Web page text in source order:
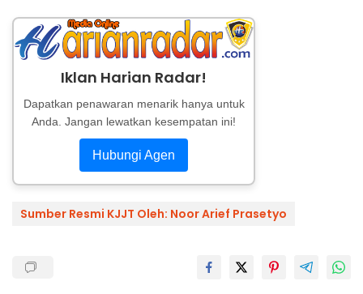
Iklan Harian Radar!
Dapatkan penawaran menarik hanya untuk
Anda. Jangan lewatkan kesempatan ini!
Hubungi Agen
Sumber Resmi KJJT Oleh: Noor Arief Prasetyo